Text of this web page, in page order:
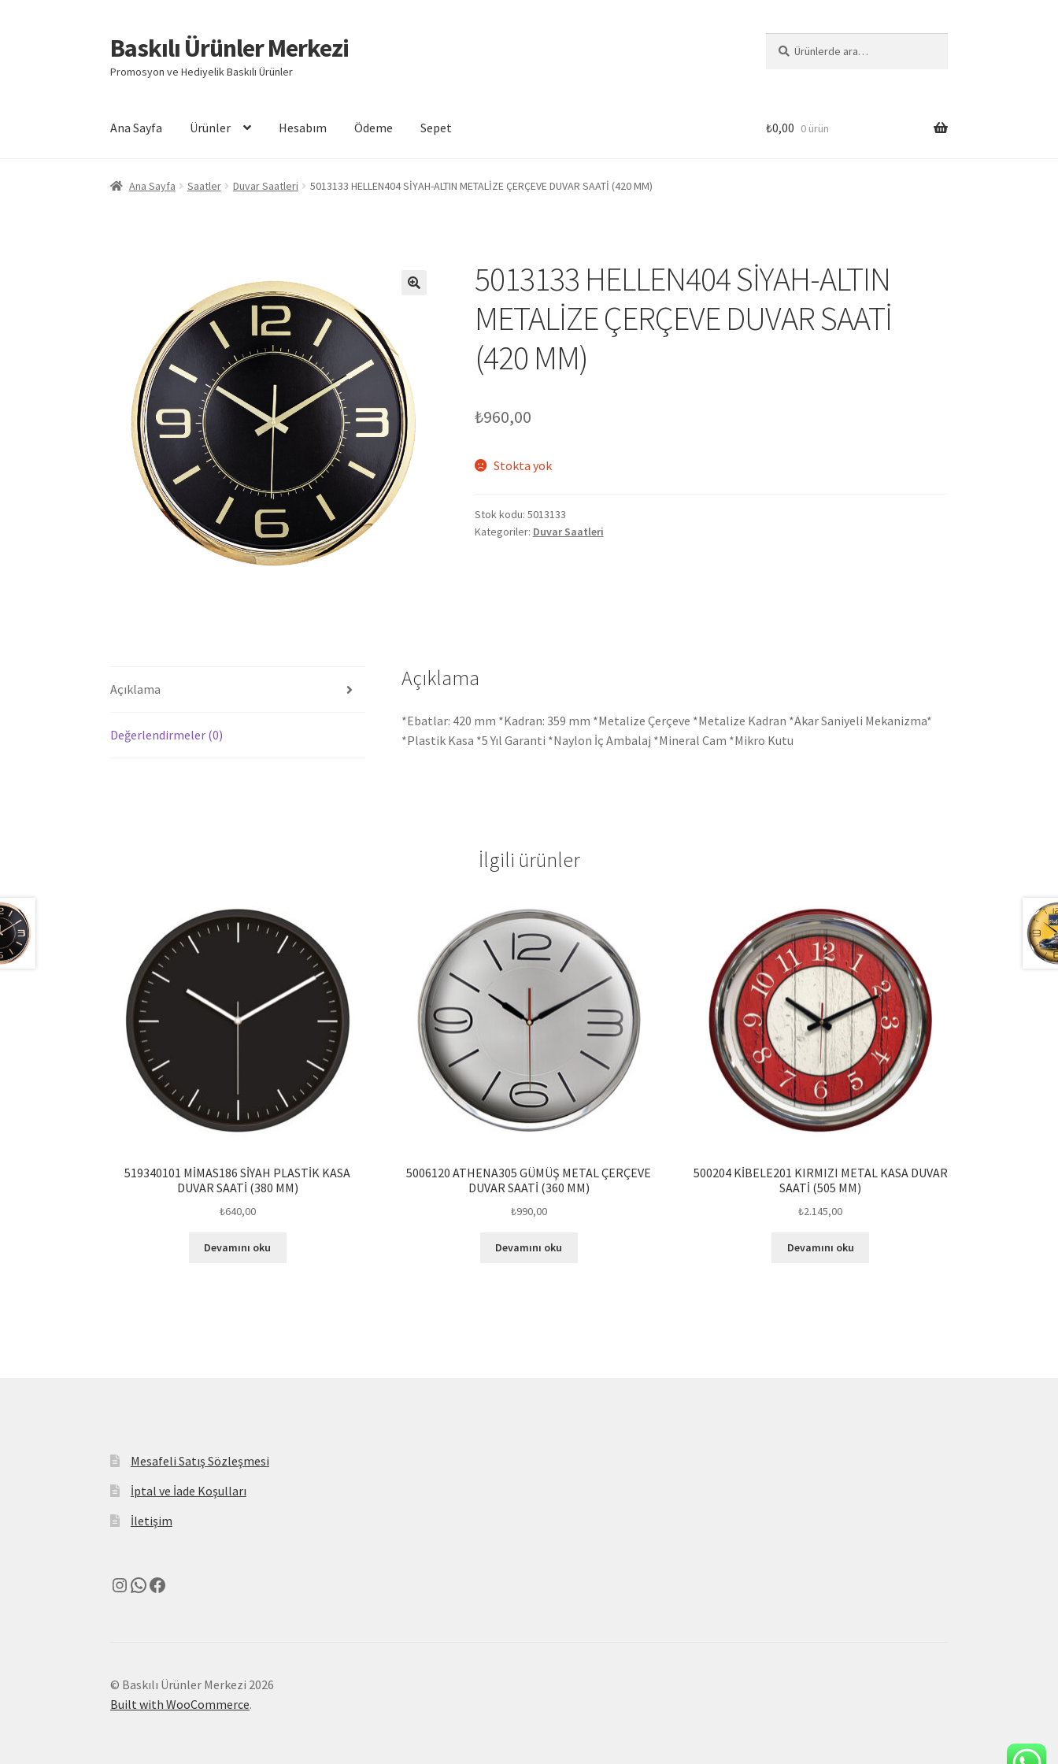
Dolaşıma
geç
İçeriğe
geç
Baskılı Ürünler Merkezi
Promosyon ve Hediyelik Baskılı Ürünler
Ana Sayfa Ürünler Hesabım Ödeme Sepet
Giriş Baskılı Ürünler Hesabım İletişim İPTAL VE İADE KOŞULLARI İptal ve İade Politikası Mesafeli Satış Sözleşmesi
₺0,00 0 ürün
Ana Sayfa Saatler Duvar Saatleri 5013133 HELLEN404 SİYAH-ALTIN METALİZE ÇERÇEVE DUVAR SAATİ (420 MM)
5013133 HELLEN404 SİYAH-ALTIN
METALİZE ÇERÇEVE DUVAR SAATİ
(420 MM)
₺960,00
Stokta yok
Stok kodu: 5013133
Kategoriler: Duvar Saatleri
Açıklama
Değerlendirmeler (0)
Açıklama
*Ebatlar: 420 mm *Kadran: 359 mm *Metalize Çerçeve *Metalize Kadran *Akar Saniyeli Mekanizma*
*Plastik Kasa *5 Yıl Garanti *Naylon İç Ambalaj *Mineral Cam *Mikro Kutu
İlgili ürünler
519340101 MİMAS186 SİYAH PLASTİK KASA
DUVAR SAATİ (380 MM)
₺640,00
Devamını oku
5006120 ATHENA305 GÜMÜŞ METAL ÇERÇEVE
DUVAR SAATİ (360 MM)
₺990,00
Devamını oku
500204 KİBELE201 KIRMIZI METAL KASA DUVAR
SAATİ (505 MM)
₺2.145,00
Devamını oku
Mesafeli Satış Sözleşmesi
İptal ve İade Koşulları
İletişim
Instagram
WhatsApp
Facebook
© Baskılı Ürünler Merkezi 2026
Built with WooCommerce.